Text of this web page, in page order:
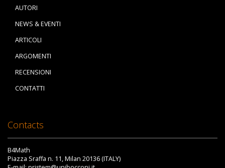
AUTORI
NEWS & EVENTI
ARTICOLI
ARGOMENTI
RECENSIONI
CONTATTI
Contacts
B4Math
Piazza Sraffa n. 11, Milan 20136 (ITALY)